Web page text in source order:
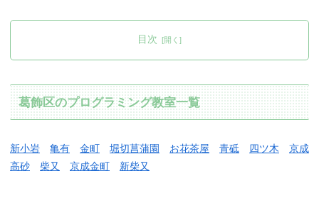
目次
葛飾区のプログラミング教室一覧
新小岩 亀有 金町 堀切菖蒲園 お花茶屋 青砥 四ツ木
京成
高砂
柴又 京成金町 新柴又